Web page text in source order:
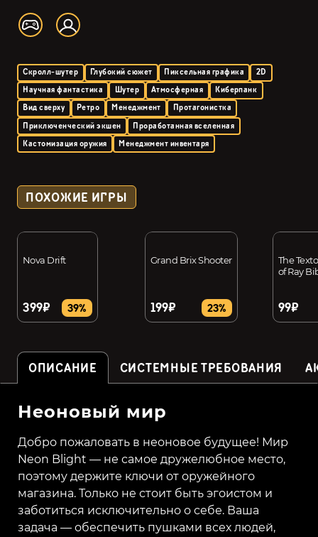
Скролл-шутер Глубокий сюжет Пиксельная графика
2D
Научная фантастика
Шутер Атмосферная
Киберпанк
Вид сверху
Ретро Менеджмент
Протагонистка
Приключенческий экшен
Проработанная вселенная
Кастомизация оружия
Менеджмент инвентаря
ПОХОЖИЕ ИГРЫ
Nova Drift
399₽ 39%
Grand Brix Shooter
199₽ 23%
The
of Ray
99₽
ОПИСАНИЕ СИСТЕМНЫЕ ТРЕБОВАНИЯ
Неоновый мир
Добро пожаловать в неоновое будущее! Мир
Neon Blight — не самое дружелюбное место,
поэтому держите ключи от оружейного
магазина. Только не стоит быть эгоистом и
заботиться исключительно о себе. Ваша
задача — обеспечить пушками всех людей,